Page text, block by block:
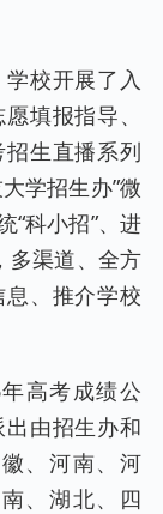
校开展了入
填报指导、
生直播系列
学招生办”微
“科小招”、进
多渠道、全方
、推介学校
高考成绩公
由招生办和
、河南、河
、湖北、四